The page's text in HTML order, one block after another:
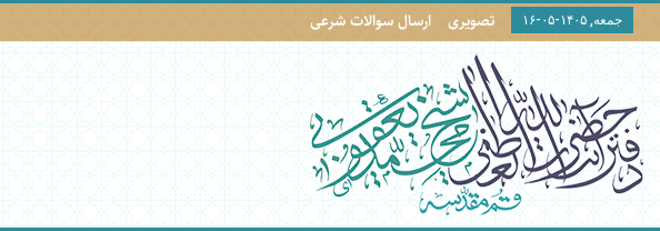
جمعه, ۱۴۰۵-۰۵-۱۶ تصویری ارسال سوالات شرعی